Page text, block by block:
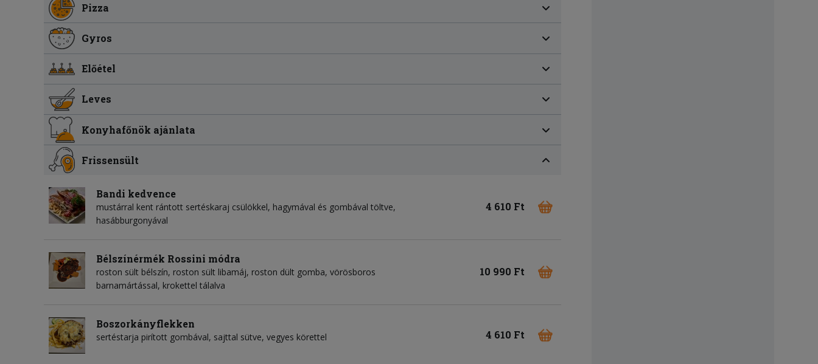
Pizza
Gyros
Előétel
Leves
Konyhafőnök ajánlata
Frissensült
Bandi kedvence
mustárral kent rántott sertéskaraj csülökkel, hagymával és gombával töltve,
hasábburgonyával
4 610 Ft
Bélszínérmék Rossini módra
roston sült bélszín, roston sült libamáj, roston dült gomba, vörösboros
barnamártással, krokettel tálalva
10 990 Ft
Boszorkányflekken
sertéstarja pirított gombával, sajttal sütve, vegyes körettel 4 610 Ft